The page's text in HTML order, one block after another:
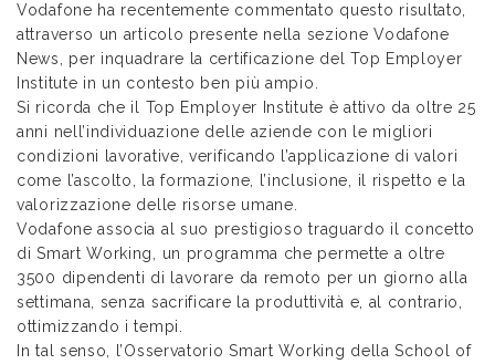
Vodafone ha recentemente commentato questo risultato,
attraverso un articolo presente nella sezione Vodafone
News, per inquadrare la certificazione del Top Employer
Institute in un contesto ben più ampio.
Si ricorda che il Top Employer Institute è attivo da oltre 25
anni nell’individuazione delle aziende con le migliori
condizioni lavorative, verificando l’applicazione di valori
come l’ascolto, la formazione, l’inclusione, il rispetto e la
valorizzazione delle risorse umane.
Vodafone associa al suo prestigioso traguardo il concetto
di Smart Working, un programma che permette a oltre
3500 dipendenti di lavorare da remoto per un giorno alla
settimana, senza sacrificare la produttività e, al contrario,
ottimizzando i tempi.
In tal senso, l’Osservatorio Smart Working della School of